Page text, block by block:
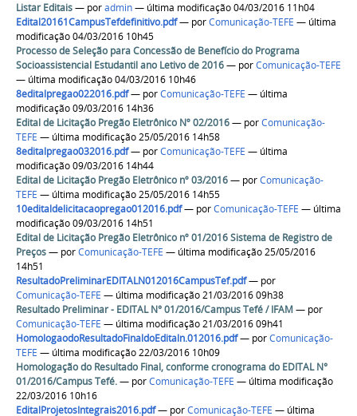
Listar Editais— poradmin— última modificação 04/03/2016 11h04
Edital20161CampusTefdefinitivo.pdf— porComunicação-TEFE — última
modificação 04/03/2016 10h45
Processo de Seleção para Concessão de Benefício do Programa
Socioassistencial Estudantil ano Letivo de 2016— porComunicação-TEFE
— última modificação 04/03/2016 10h46
8editalpregao022016.pdf— porComunicação-TEFE — última
modificação 09/03/2016 14h36
Edital de Licitação Pregão Eletrônico Nº 02/2016— porComunicação-
TEFE — última modificação 25/05/2016 14h58
8editalpregao032016.pdf— porComunicação-TEFE — última
modificação 09/03/2016 14h44
Edital de Licitação Pregão Eletrônico nº 03/2016— porComunicação-
TEFE — última modificação 25/05/2016 14h55
10editaldelicitacaopregao012016.pdf— porComunicação-TEFE — última
modificação 09/03/2016 14h51
Edital de Licitação Pregão Eletrônico nº 01/2016 Sistema de Registro de
Preços— porComunicação-TEFE — última modificação 25/05/2016
14h51
ResultadoPreliminarEDITALN012016CampusTef.pdf— por
Comunicação-TEFE — última modificação 21/03/2016 09h38
Resultado Preliminar - EDITAL N° 01/2016/Campus Tefé / IFAM— por
Comunicação-TEFE — última modificação 21/03/2016 09h41
HomologaodoResultadoFinaldoEditaln.012016.pdf— porComunicação-
TEFE — última modificação 22/03/2016 10h09
Homologação do Resultado Final, conforme cronograma do EDITAL N°
01/2016/Campus Tefé.— porComunicação-TEFE — última modificação
22/03/2016 10h16
EditalProjetosIntegrais2016.pdf— porComunicação-TEFE — última